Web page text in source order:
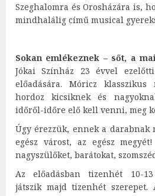
Szeghalomra és Orosházára is,
mindhalálig című musical
Sokan emlékeznek – sőt, a
Jókai Színház 23 évvel
előadására. Móricz
hordoz kicsiknek és
időről-időre elő kell venni, meg
Úgy érezzük, ennek a darabnak
egész várost, az egész
nagyszülőket, barátokat,
Az előadásban tizenhét 10-
játszik majd tizenhét szerepet.